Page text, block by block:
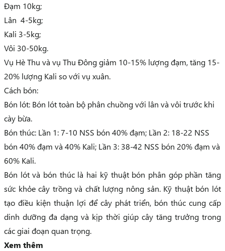
Đạm 10kg;
Lân 4-5kg;
Kali 3-5kg;
Vôi 30-50kg.
Vụ Hè Thu và vụ Thu Đông giảm 10-15% lượng đạm, tăng 15-
20% lượng Kali so với vụ xuân.
Cách bón:
Bón lót: Bón lót toàn bộ phân chuồng với lân và vôi trước khi
cày bừa.
Bón thúc: Lần 1: 7-10 NSS bón 40% đạm; Lần 2: 18-22 NSS
bón 40% đạm và 40% Kali; Lần 3: 38-42 NSS bón 20% đạm và
60% Kali.
Bón lót và bón thúc là hai kỹ thuật bón phân góp phần tăng
sức khỏe cây trồng và chất lượng nông sản. Kỹ thuật bón lót
tạo điều kiện thuận lợi để cây phát triển, bón thúc cung cấp
dinh dưỡng đa dạng và kịp thời giúp cây tăng trưởng trong
các giai đoạn quan trọng.
Xem thêm